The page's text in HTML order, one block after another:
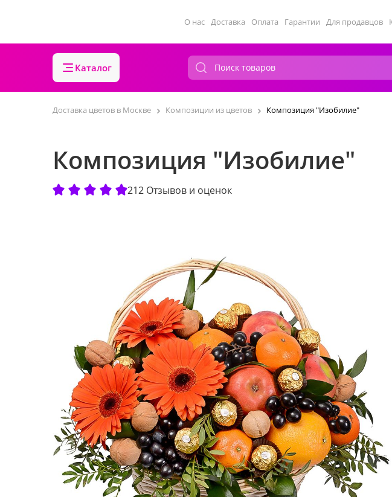
О нас Доставка Оплата Гарантии Для продавцов
Каталог
Доставка цветов в Москве Композиции из цветов Композиция "Изобилие"
Композиция "Изобилие"
212 Отзывов и оценок